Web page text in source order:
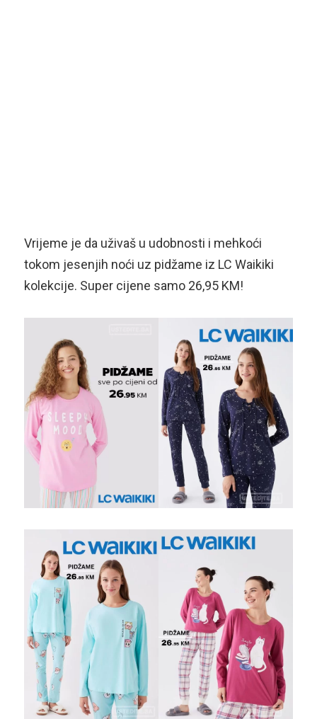
Vrijeme je da uživaš u udobnosti i mehkoći
tokom jesenjih noći uz pidžame iz LC Waikiki
kolekcije. Super cijene samo 26,95 KM!